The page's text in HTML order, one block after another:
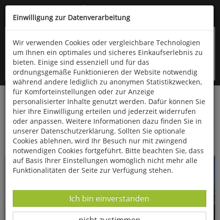
Kompletten Head der Seite überspringen
oder (06766) 9323-960
Startseite Bücher Downloads
Zeitschriften
Fossilien
Fossilien aus den Urgonien-Kalken
Einwilligung zur Datenverarbeitung
Wir verwenden Cookies oder vergleichbare Technologien
um Ihnen ein optimales und sicheres Einkaufserlebnis zu
bieten. Einige sind essenziell und für das
ordnungsgemäße Funktionieren der Website notwendig
während andere lediglich zu anonymen Statistikzwecken,
für Komforteinstellungen oder zur Anzeige
personalisierter Inhalte genutzt werden. Dafür können Sie
hier Ihre Einwilligung erteilen und jederzeit widerrufen
oder anpassen. Weitere Informationen dazu finden Sie in
unserer Datenschutzerklärung. Sollten Sie optionale
Cookies ablehnen, wird Ihr Besuch nur mit zwingend
notwendigen Cookies fortgeführt. Bitte beachten Sie, dass
auf Basis Ihrer Einstellungen womöglich nicht mehr alle
Funktionalitäten der Seite zur Verfügung stehen.
Datenverarbeitung -
Ich bin einverstanden